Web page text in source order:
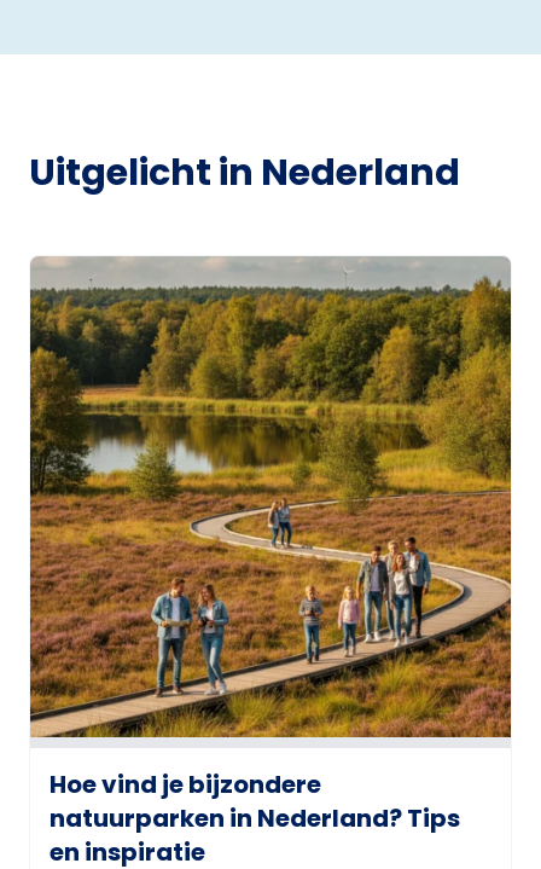
Uitgelicht in Nederland
Hoe vind je bijzondere
natuurparken in Nederland? Tips
en inspiratie